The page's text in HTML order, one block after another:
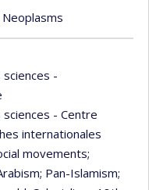
Neoplasms
-
- Centre
internationales
movements;
; Pan-Islamism;